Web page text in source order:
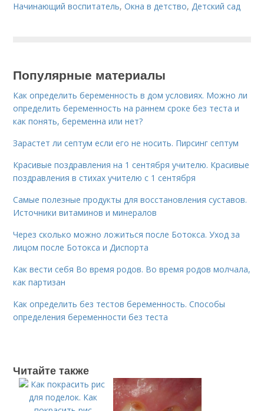
Начинающий воспитатель,Окна в детство,Детский сад
Популярные материалы
Как определить беременность в дом условиях. Можно ли
определить беременность на раннем сроке без теста и
как понять, беременна или нет?
Зарастет ли септум если его не носить. Пирсинг септум
Красивые поздравления на 1 сентября учителю. Красивые
поздравления в стихах учителю с 1 сентября
Самые полезные продукты для восстановления суставов.
Источники витаминов и минералов
Через сколько можно ложиться после Ботокса. Уход за
лицом после Ботокса и Диспорта
Как вести себя Во время родов. Во время родов молчала,
как партизан
Как определить без тестов беременность. Способы
определения беременности без теста
Читайте также